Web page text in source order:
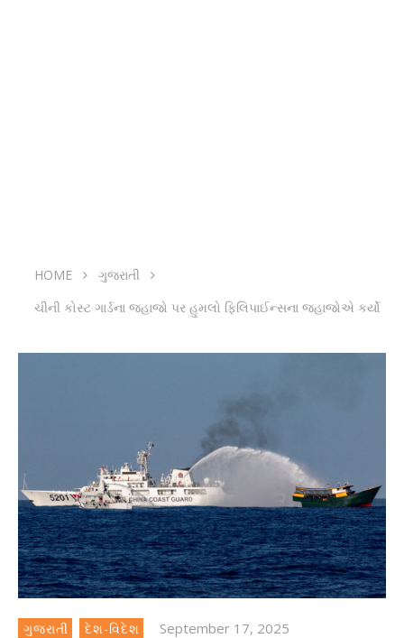
HOME
ગુજરાતી
ચીની કોસ્ટ ગાર્ડના જહાજો પર હુમલો ફિલિપાઈન્સના જહાજોએ કર્યો
ગુજરાતી દેશ-વિદેશ September 17, 2025